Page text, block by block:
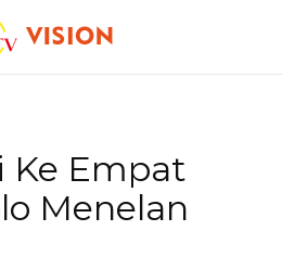
Ke Empat
Menelan